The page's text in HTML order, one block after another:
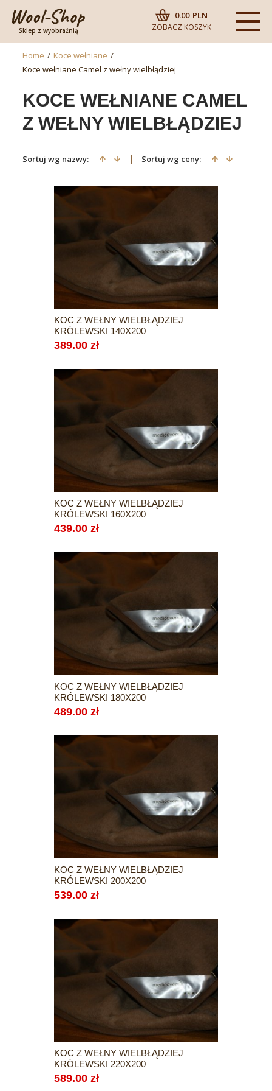
Sklep z wyobraźnią
0.00 PLN
ZOBACZ KOSZYK
Home / Koce wełniane /
Koce wełniane Camel z wełny wielbłądziej
KOCE WEŁNIANE CAMEL
Z WEŁNY WIELBŁĄDZIEJ
Sortuj wg nazwy: Sortuj wg ceny:
KOC Z WEŁNY WIELBŁĄDZIEJ
KRÓLEWSKI 140X200
389.00 zł
KOC Z WEŁNY WIELBŁĄDZIEJ
KRÓLEWSKI 160X200
439.00 zł
KOC Z WEŁNY WIELBŁĄDZIEJ
KRÓLEWSKI 180X200
489.00 zł
KOC Z WEŁNY WIELBŁĄDZIEJ
KRÓLEWSKI 200X200
539.00 zł
KOC Z WEŁNY WIELBŁĄDZIEJ
KRÓLEWSKI 220X200
589.00 zł